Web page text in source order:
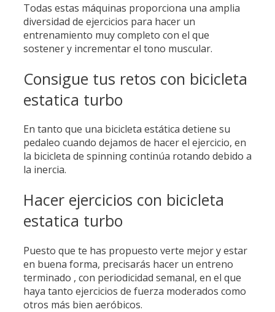
Todas estas máquinas proporciona una amplia
diversidad de ejercicios para hacer un
entrenamiento muy completo con el que
sostener y incrementar el tono muscular.
Consigue tus retos con bicicleta
estatica turbo
En tanto que una bicicleta estática detiene su
pedaleo cuando dejamos de hacer el ejercicio, en
la bicicleta de spinning continúa rotando debido a
la inercia.
Hacer ejercicios con bicicleta
estatica turbo
Puesto que te has propuesto verte mejor y estar
en buena forma, precisarás hacer un entreno
terminado , con periodicidad semanal, en el que
haya tanto ejercicios de fuerza moderados como
otros más bien aeróbicos.